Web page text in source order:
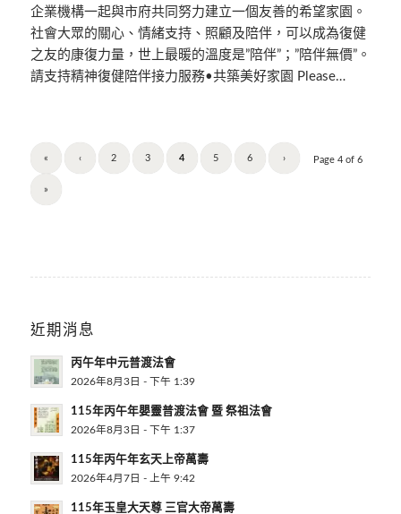
企業機構一起與市府共同努力建立一個友善的希望家園。
社會大眾的關心、情緒支持、照顧及陪伴，可以成為復健
之友的康復力量，世上最暖的溫度是”陪伴”；”陪伴無價”。
請支持精神復健陪伴接力服務•共築美好家園 Please…
Page 4 of 6
« ‹ 2 3 4 5 6 ›
»
近期消息
丙午年中元普渡法會
2026年8月3日 - 下午 1:39
115年丙午年嬰靈普渡法會 暨 祭祖法會
2026年8月3日 - 下午 1:37
115年丙午年玄天上帝萬壽
2026年4月7日 - 上午 9:42
115年玉皇大天尊 三官大帝萬壽